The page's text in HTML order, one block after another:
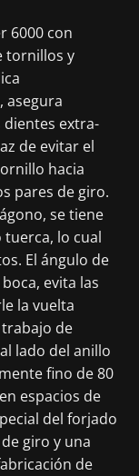
6000 con
tornillos y
asegura
extra-
de evitar el
hacia
pares de giro.
se tiene
lo cual
El ángulo de
evita las
la vuelta
de
lado del anillo
fino de 80
espacios de
del forjado
giro y una
de